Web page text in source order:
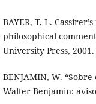
BAYER, T. L.
philosophical
University Press, 2001.
BENJAMIN, W.
Walter Benjamin: